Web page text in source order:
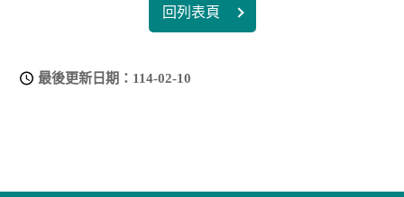
回列表頁
最後更新日期： 114-02-10